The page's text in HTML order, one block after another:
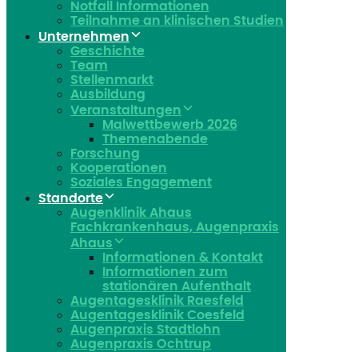
Notfall Informationen
Teilnahme an klinischen Studien
Unternehmen
Geschichte
Team
Stellenmarkt
Ausbildung
Veranstaltungen
Malwettbewerb 2026
Themenabende
Forschung
Kooperationen
Soziales Engagement
Standorte
Augenklinik Ahaus
Fachkrankenhaus, Augenpraxis
Ahaus
Informationen & Kontakt
Informationen zum
stationären Aufenthalt
Augentagesklinik Raesfeld
Augentagesklinik Coesfeld
Augenpraxis Stadtlohn
Augenpraxis Ochtrup